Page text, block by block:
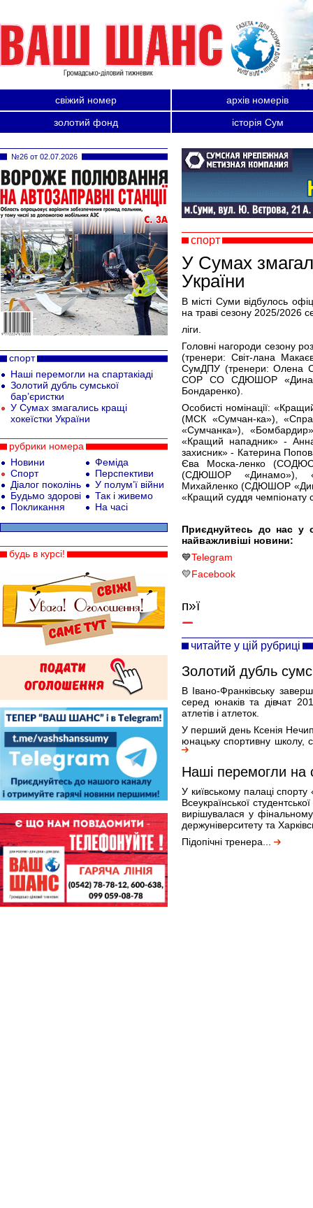
свіжий номер
архів номерів
золотий фонд
історія Сум
спорт
У Сумах
України
В місті Суми відбулось
на траві сезону 2025/2026
ліги.
Головні нагороди сезону
(тренери: Світ-лана
СумДПУ (тренери: Олена
СОР СО СДЮШОР
Бондаренко).
Особисті номінації:
(МСК «Сумчан-ка»),
«Сумчанка»),
«Кращий нападник» -
захисник» - Катерина
Єва Моска-ленко
(СДЮШОР «Динамо»),
Михайленко (СДЮШОР
«Кращий суддя чемпіонату
Приєднуйтесь до нас у
найважливіші новини:
💙Telegram
💛Facebook
п»ї
читайте у цій рубриці
Золотий дубль
В Івано-Франківську
серед юнаків та дівчат
атлетів і атлеток.
У перший день Ксенія
юнацьку спортивну школу,
Наші перемогли на
У київському палаці спорту
Всеукраїнської
вирішувалася у
держуніверситету та
Підопічні тренера...
№26 от 02.07.2026
спорт
Наші перемогли на спартакіаді
Золотий дубль сумської
бар’єристки
У Сумах змагались кращі
хокеїстки України
рубрики номера
Новини
Спорт
Діалог поколінь
Будьмо здорові
Покликання
Феміда
Перспективи
У полум’ї війни
Так і живемо
На часі
будь в курсі!